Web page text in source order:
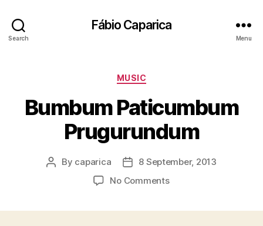
Search
Fábio Caparica
Menu
Categories
MUSIC
Bumbum Paticumbum
Prugurundum
Post
By caparica
Post
date
8 September, 2013
No Commentson